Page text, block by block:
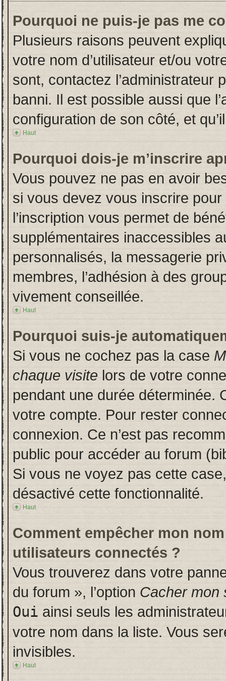
Pourquoi ne puis-je pas me
Plusieurs raisons peuvent
votre nom d’utilisateur et/ou
sont, contactez l’administrateur
banni. Il est possible aussi que
configuration de son côté, et
Haut
Pourquoi dois-je m’inscrire
Vous pouvez ne pas en avoir
si vous devez vous inscrire
l’inscription vous permet de
supplémentaires inaccessibles
personnalisés, la messagerie
membres, l’adhésion à des
vivement conseillée.
Haut
Pourquoi suis-je
Si vous ne cochez pas la case
chaque visite lors de votre
pendant une durée déterminée.
votre compte. Pour rester
connexion. Ce n’est pas
public pour accéder au forum
Si vous ne voyez pas cette
désactivé cette fonctionnalité.
Haut
Comment empêcher mon
utilisateurs connectés ?
Vous trouverez dans votre
du forum », l’option Cacher mon
Oui ainsi seuls les
votre nom dans la liste. Vous
invisibles.
Haut